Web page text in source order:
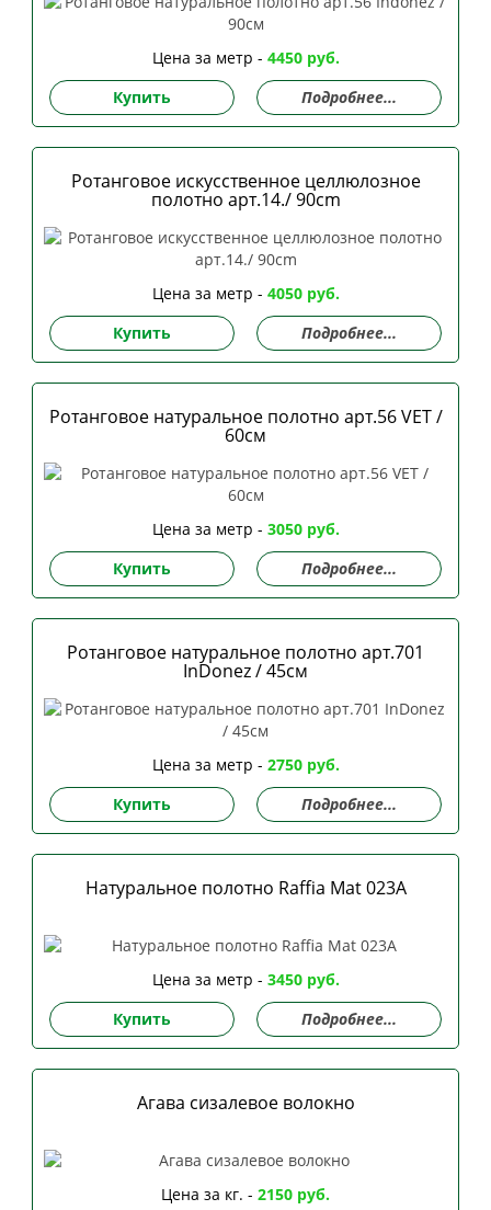
Цена за метр - 4450 руб.
Купить
Подробнее...
Ротанговое искусственное целлюлозное
полотно арт.14./ 90сm
Цена за метр - 4050 руб.
Купить
Подробнее...
Ротанговое натуральное полотно арт.56 VET /
60см
Цена за метр - 3050 руб.
Купить
Подробнее...
Ротанговое натуральное полотно арт.701
InDonez / 45см
Цена за метр - 2750 руб.
Купить
Подробнее...
Натуральное полотно Raffia Mat 023А
Цена за метр - 3450 руб.
Купить
Подробнее...
Агава сизалевое волокно
Цена за кг. - 2150 руб.